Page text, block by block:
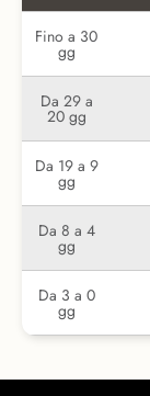
Fino a 30
gg
Da 29 a
20 gg
Da 19 a 9
gg
Da 8 a 4
gg
Da 3 a 0
gg